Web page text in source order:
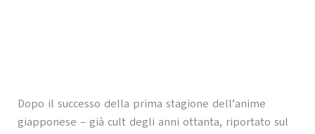
Dopo il successo della prima stagione dell’anime
giapponese – già cult degli anni ottanta, riportato sul